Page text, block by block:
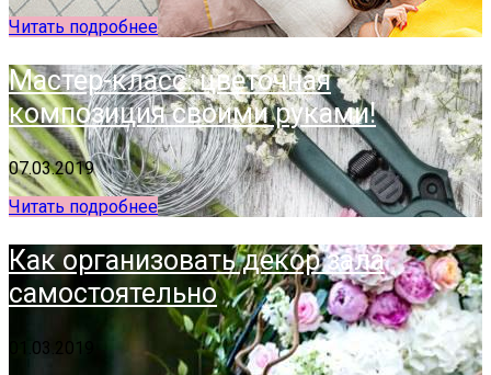
Читать подробнее
Мастер-класс: цветочная
композиция своими руками!
07.03.2019
Читать подробнее
Как организовать декор зала
самостоятельно
01.03.2019